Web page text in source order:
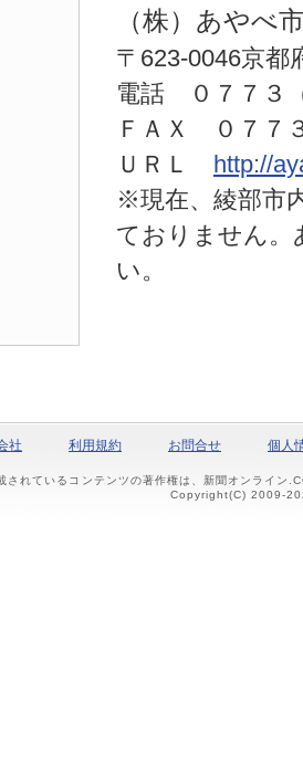
（株）あやべ
〒623-0046京都
電話 ０７７
ＦＡＸ ０７７
ＵＲＬ http://
※現在、綾部市
ておりません。
い。
社 利用規約 お問合せ 個人
されているコンテンツの著作権は、新聞オンライン
Copyright(C) 2009-